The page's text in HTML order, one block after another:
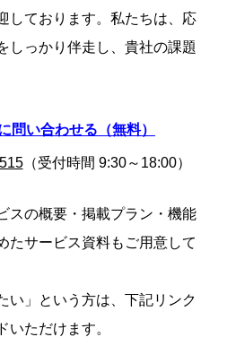
しております。私たちは、応
しっかり伴走し、貴社の課題
問い合わせる（無料）
（受付時間 9:30～18:00）
スの概要・掲載プラン・機能
たサービス資料もご用意して
い」という方は、下記リンク
いただけます。